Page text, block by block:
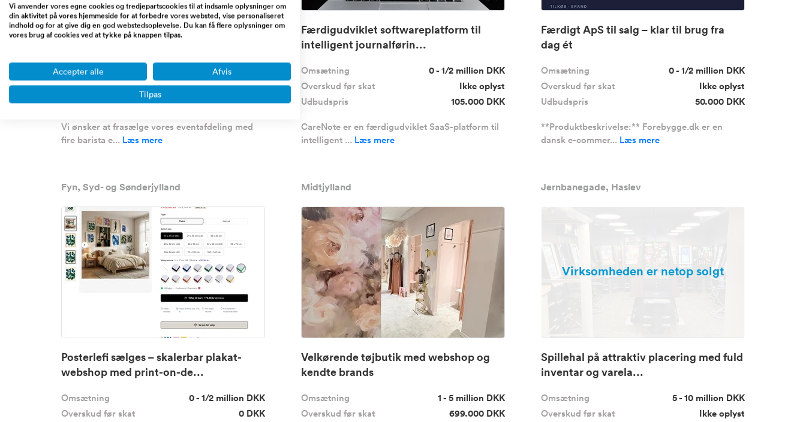
SOLGT / Event El-Baristacykler
Omsætning
0 - 1/2 million DKK
Overskud før skat
Ikke oplyst
Udbudspris
140.000 DKK
Vi ønsker at frasælge vores eventafdeling med
fire barista e... Læs mere
Færdigudviklet softwareplatform til
intelligent journalførin...
Omsætning
0 - 1/2 million DKK
Overskud før skat
Ikke oplyst
Udbudspris
105.000 DKK
CareNote er en færdigudviklet SaaS-platform til
intelligent ... Læs mere
Færdigt ApS til salg – klar til brug fra
dag ét
Omsætning
0 - 1/2 million DKK
Overskud før skat
Ikke oplyst
Udbudspris
50.000 DKK
**Produktbeskrivelse:** Forebygge.dk er en
dansk e-commer... Læs mere
Fyn, Syd- og Sønderjylland
Posterlefi sælges – skalerbar plakat-
webshop med print-on-de...
Omsætning
0 - 1/2 million DKK
Overskud før skat
0 DKK
Midtjylland
Velkørende tøjbutik med webshop og
kendte brands
Omsætning
1 - 5 million DKK
Overskud før skat
699.000 DKK
Jernbanegade, Haslev
Virksomheden er netop solgt
Spillehal på attraktiv placering med fuld
inventar og varela...
Omsætning
5 - 10 million DKK
Overskud før skat
Ikke oplyst
Vi anvender vores egne cookies og tredjepartscookies til at indsamle oplysninger om
din aktivitet på vores hjemmeside for at forbedre vores websted, vise personaliseret
indhold og for at give dig en god webstedsoplevelse. Du kan få flere oplysninger om
vores brug af cookies ved at tykke på knappen tilpas.
Accepter alle Afvis
Tilpas